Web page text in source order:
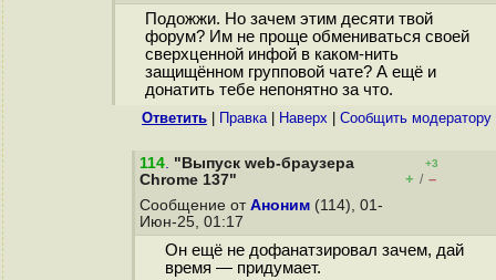
Подожжи. Но зачем этим десяти твой
форум? Им не проще обмениваться своей
сверхценной инфой в каком-нить
защищённом групповой чате? А ещё и
донатить тебе непонятно за что.
Ответить Правка| Наверх Cообщить модератору
114. "Выпуск web-браузера
Chrome 137"
+3
+ / –
Сообщение от Аноним (114), 01-
Июн-25, 01:17
Он ещё не дофанатзировал зачем, дай
время — придумает.